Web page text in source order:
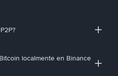
localmente en Binance